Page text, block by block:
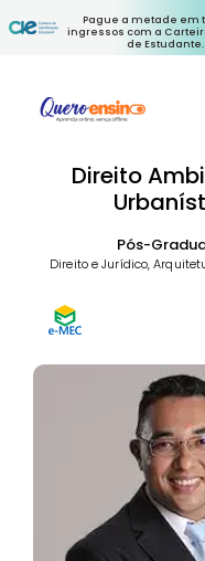
Pague a metade em
ingressos com a
de Estudante.
Direito
Pós-
Direito e Jurídico,